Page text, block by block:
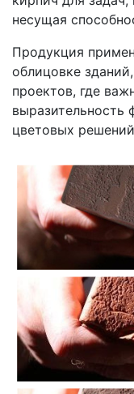
несущая
Продукция
облицовке
проектов, где
выразительность
цветовых